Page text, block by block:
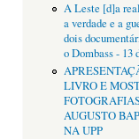
A Leste [d]a
a verdade e a
dois
o Dombass - 13
LIVRO E
AUGUSTO
NA UPP